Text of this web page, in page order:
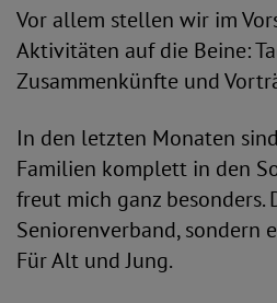
Vor allem stellen wir im
Aktivitäten auf die Beine:
Zusammenkünfte und
In den letzten Monaten
Familien komplett in den
freut mich ganz besonders.
Seniorenverband, sondern
Für Alt und Jung.